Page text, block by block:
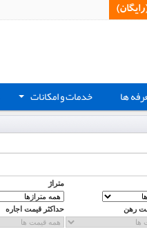
ها + خدمات و امکانات
متراژ
رهن حداکثر قیمت اجاره